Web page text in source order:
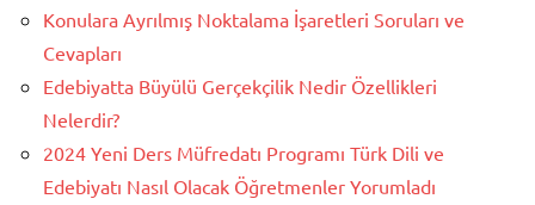
Konulara Ayrılmış Noktalama İşaretleri Soruları ve
Cevapları
Edebiyatta Büyülü Gerçekçilik Nedir Özellikleri
Nelerdir?
2024 Yeni Ders Müfredatı Programı Türk Dili ve
Edebiyatı Nasıl Olacak Öğretmenler Yorumladı